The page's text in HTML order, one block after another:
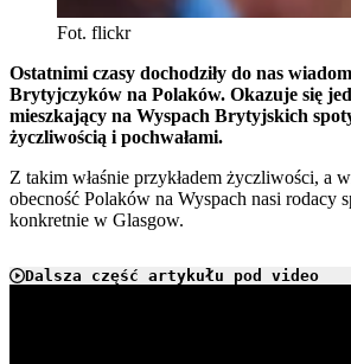
Fot. flickr
Ostatnimi czasy dochodziły do nas
Brytyjczyków na Polaków. Okazuje się
mieszkający na Wyspach Brytyjskich
życzliwością i pochwałami.
Z takim właśnie przykładem życzliwości, a
obecność Polaków na Wyspach nasi rodacy
konkretnie w Glasgow.
Dalsza część artykułu pod video